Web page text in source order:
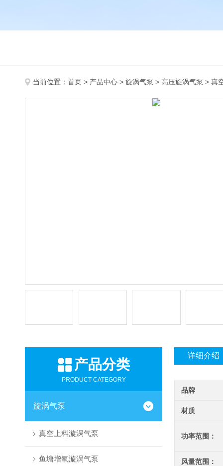
当前位置： 首页 > 产品中心 > 旋涡气泵 > 高压旋涡气泵 > 真
产品分类
PRODUCT CATEGORY
旋涡气泵
真空上料漩涡气泵
鱼塘增氧漩涡气泵
详细介绍
品牌
材质
功率范围：
风量范围：